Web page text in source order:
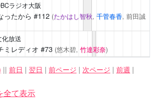
ラジオ大阪
ったから #112 (たかはし智秋, 千菅春香, 前田誠
化放送
ミレディオ #73 (悠木碧, 竹達彩奈)
|| 前日 | 翌日 | 前ページ | 次ページ | 前週 |
全て表示